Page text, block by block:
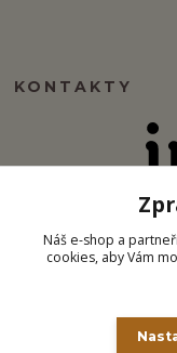
KONTAKTY
info@ipj.cz
Náš e-shop a
cookies, aby Vám